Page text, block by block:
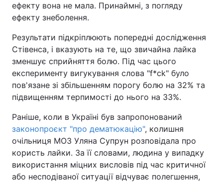
ефекту вона не мала. Принаймні, з погляду
ефекту знеболення.
Результати підкріплюють попередні дослідження
Стівенса, і вказують на те, що звичайна лайка
зменшує сприйняття болю. Під час цього
експерименту вигукування слова "f*ck" було
пов'язане зі збільшенням порогу болю на 32% та
підвищенням терпимості до нього на 33%.
Раніше, коли в Україні був запропонований
законопроєкт "про дематюкацію", колишня
очільниця МОЗ Уляна Супрун розповідала про
користь лайки. За її словами, людина у випадку
використання міцних висловів під час критичної
або несподіваної ситуації відчуває полегшення,